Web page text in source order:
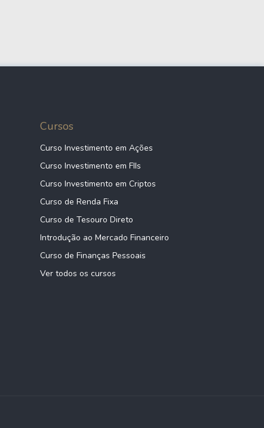
Cursos
Curso Investimento em Ações
Curso Investimento em FIIs
Curso Investimento em Criptos
Curso de Renda Fixa
Curso de Tesouro Direto
Introdução ao Mercado Financeiro
Curso de Finanças Pessoais
Ver todos os cursos